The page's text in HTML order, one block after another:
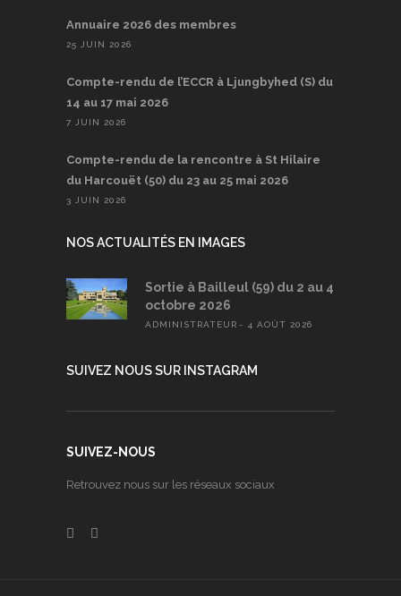
Annuaire 2026 des membres
25 JUIN 2026
Compte-rendu de l’ECCR à Ljungbyhed (S) du
14 au 17 mai 2026
7 JUIN 2026
Compte-rendu de la rencontre à St Hilaire
du Harcouët (50) du 23 au 25 mai 2026
3 JUIN 2026
NOS ACTUALITÉS EN IMAGES
Sortie à Bailleul (59) du 2 au 4
octobre 2026
ADMINISTRATEUR 4 AOÛT 2026
SUIVEZ NOUS SUR INSTAGRAM
SUIVEZ-NOUS
Retrouvez nous sur les réseaux sociaux